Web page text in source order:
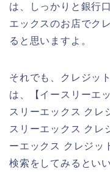
は、しっかりと銀行
エックスのお店でク
ると思いますよ。
それでも、クレジッ
は、【イースリーエ
スリーエックス ク
スリーエックス ク
ーエックス クレジ
検索をしてみるとい